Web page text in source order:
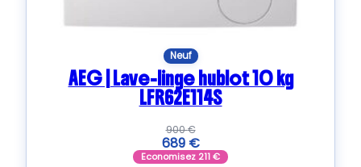
Neuf
AEG | Lave-linge hublot 10 kg
LFR62E114S
900€
689 €
Economisez 211€